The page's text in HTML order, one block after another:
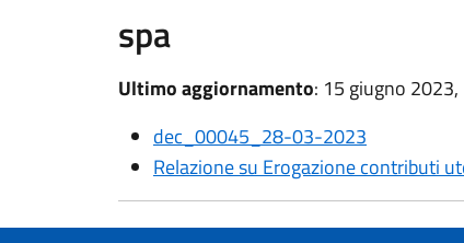
spa
Ultimo aggiornamento: 15 giugno
dec_00045_28-03-2023
Relazione su Erogazione contributi